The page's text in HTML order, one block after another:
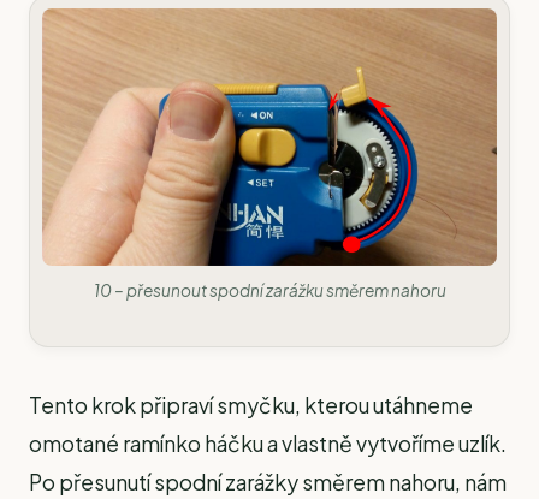
10 – přesunout spodní zarážku směrem nahoru
Tento krok připraví smyčku, kterou utáhneme
omotané ramínko háčku a vlastně vytvoříme uzlík.
Po přesunutí spodní zarážky směrem nahoru, nám